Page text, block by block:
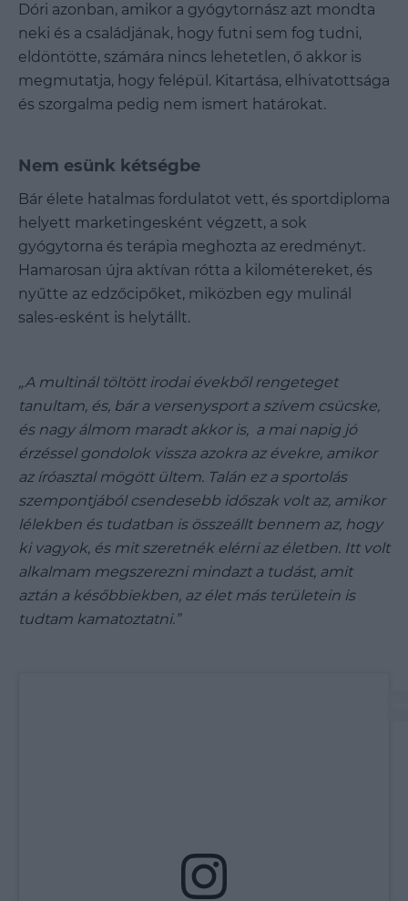
Dóri azonban, amikor a gyógytornász azt mondta
neki és a családjának, hogy futni sem fog tudni,
eldöntötte, számára nincs lehetetlen, ő akkor is
megmutatja, hogy felépül. Kitartása, elhivatottsága
és szorgalma pedig nem ismert határokat.
Nem esünk kétségbe
Bár élete hatalmas fordulatot vett, és sportdiploma
helyett marketingesként végzett, a sok
gyógytorna és terápia meghozta az eredményt.
Hamarosan újra aktívan rótta a kilométereket, és
nyűtte az edzőcipőket, miközben egy mulinál
sales-esként is helytállt.
„A multinál töltött irodai évekből rengeteget
tanultam, és, bár a versenysport a szívem csücske,
és nagy álmom maradt akkor is, a mai napig jó
érzéssel gondolok vissza azokra az évekre, amikor
az íróasztal mögött ültem. Talán ez a sportolás
szempontjából csendesebb időszak volt az, amikor
lélekben és tudatban is összeállt bennem az, hogy
ki vagyok, és mit szeretnék elérni az életben. Itt volt
alkalmam megszerezni mindazt a tudást, amit
aztán a későbbiekben, az élet más területein is
tudtam kamatoztatni.”